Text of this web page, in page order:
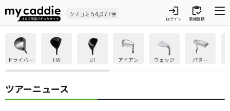
クチコミ 54,077件 login
ログイン
inventory
新規登録
ドライバー FW UT アイアン ウェッジ パター
ツアーニュース